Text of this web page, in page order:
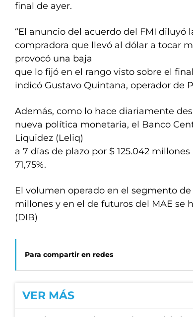
final de ayer.
“El anuncio del acuerdo del FMI diluyó
compradora que llevó al dólar a tocar
provocó una baja
que lo fijó en el rango visto sobre el
indicó Gustavo Quintana, operador de
Además, como lo hace diariamente
nueva política monetaria, el Banco
Liquidez (Leliq)
a 7 días de plazo por $ 125.042
71,75%.
El volumen operado en el segmento de
millones y en el de futuros del MAE se
(DIB)
Para compartir en redes
VER MÁS